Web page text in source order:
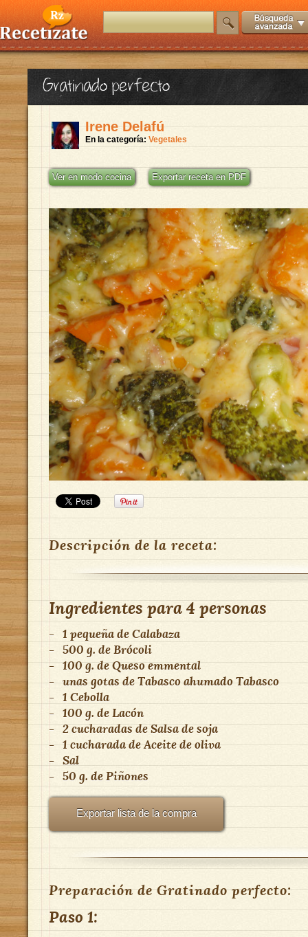
Gratinado perfecto
Irene Delafú
En la categoría: Vegetales
Ver en modo cocina Exportar receta en PDF
Descripción de la receta:
Ingredientes para4 personas
- 1 pequeñadeCalabaza
- 500 g. deBrócoli
- 100 g.deQueso emmental
- unas gotasdeTabasco ahumadoTabasco
- 1 Cebolla
- 100 g. deLacón
- 2 cucharadas deSalsa de soja
- 1 cucharadadeAceite de oliva
- Sal
- 50 g. dePiñones
Exportar lista de la compra
Preparación de Gratinado perfecto:
Paso 1: